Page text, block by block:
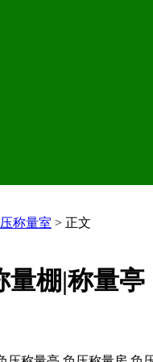
称量室 > 正文
量棚|称量亭